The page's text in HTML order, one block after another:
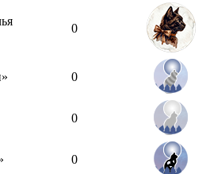
0
0
0
0